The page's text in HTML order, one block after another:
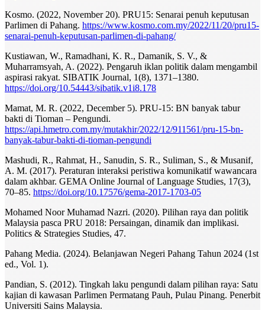
Kosmo. (2022, November 20). PRU15: Senarai penuh keputusan
Parlimen di Pahang. https://www.kosmo.com.my/2022/11/20/pru15-
senarai-penuh-keputusan-parlimen-di-pahang/
Kustiawan, W., Ramadhani, K. R., Damanik, S. V., &
Muharramsyah, A. (2022). Pengaruh iklan politik dalam mengambil
aspirasi rakyat. SIBATIK Journal, 1(8), 1371–1380.
https://doi.org/10.54443/sibatik.v1i8.178
Mamat, M. R. (2022, December 5). PRU-15: BN banyak tabur
bakti di Tioman – Pengundi.
https://api.hmetro.com.my/mutakhir/2022/12/911561/pru-15-bn-
banyak-tabur-bakti-di-tioman-pengundi
Mashudi, R., Rahmat, H., Sanudin, S. R., Suliman, S., & Musanif,
A. M. (2017). Peraturan interaksi peristiwa komunikatif wawancara
dalam akhbar. GEMA Online Journal of Language Studies, 17(3),
70–85. https://doi.org/10.17576/gema-2017-1703-05
Mohamed Noor Muhamad Nazri. (2020). Pilihan raya dan politik
Malaysia pasca PRU 2018: Persaingan, dinamik dan implikasi.
Politics & Strategies Studies, 47.
Pahang Media. (2024). Belanjawan Negeri Pahang Tahun 2024 (1st
ed., Vol. 1).
Pandian, S. (2012). Tingkah laku pengundi dalam pilihan raya: Satu
kajian di kawasan Parlimen Permatang Pauh, Pulau Pinang. Penerbit
Universiti Sains Malaysia.